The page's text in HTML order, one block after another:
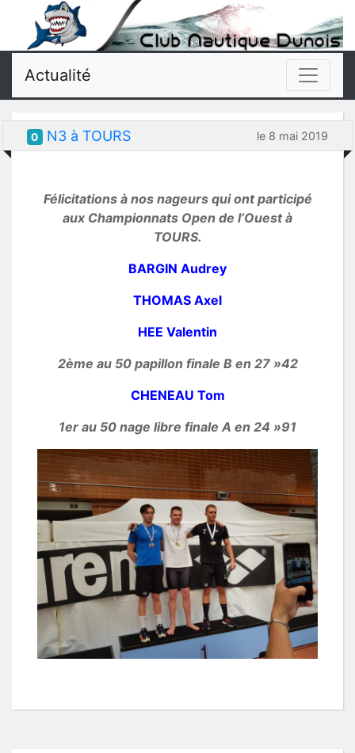
Actualité
0 N3 à TOURS le 8 mai 2019
Félicitations à nos nageurs qui ont participé
aux Championnats Open de l’Ouest à
TOURS.
BARGIN Audrey
THOMAS Axel
HEE Valentin
2ème au 50 papillon finale B en 27 »42
CHENEAU Tom
1er au 50 nage libre finale A en 24 »91